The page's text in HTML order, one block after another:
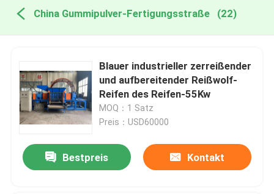
China Gummipulver-Fertigungsstraße (22)
Blauer industrieller zerreißender
und aufbereitender Reißwolf-
Reifen des Reifen-55Kw
MOQ：1 Satz
Preis：USD60000
Bestpreis Kontakt